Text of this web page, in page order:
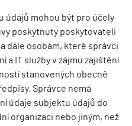
údajů mohou být pro účely
poskytnuty poskytovateli
dále osobám, které správci
a IT služby v zájmu zajištění
stanovených obecně
Správce nemá
údaje subjektu údajů do
organizaci nebo jiným, než